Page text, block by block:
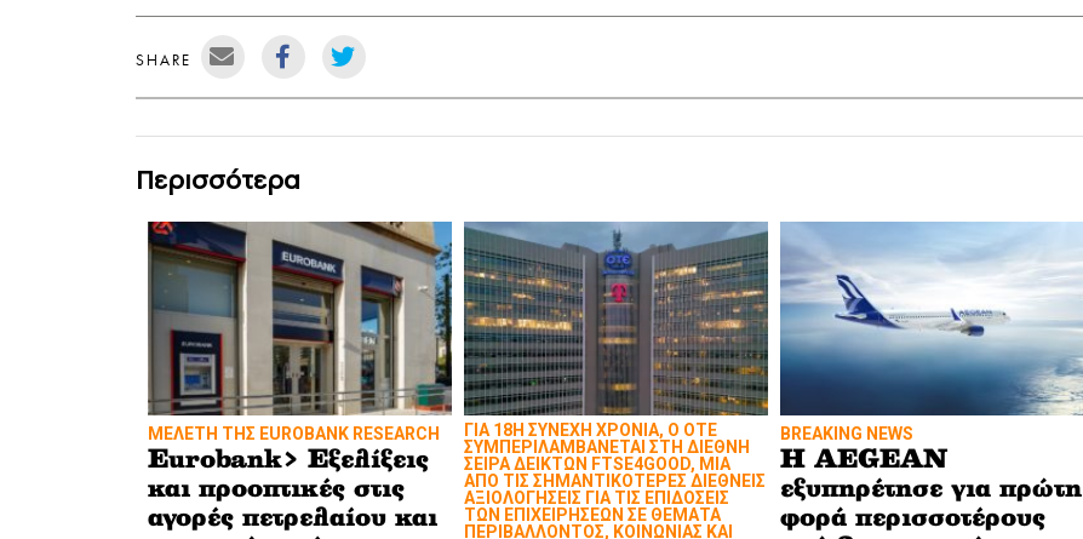
SHARE
Περισσότερα
MΕΛΕΤΗ ΤΗΣ EUROBANK RESEARCH
Eurobank> Εξελίξεις
και προοπτικές στις
αγορές πετρελαίου και
ΓΙΑ 18Η ΣΥΝΕΧΗ ΧΡΟΝΙΑ, Ο ΟΤΕ
ΣΥΜΠΕΡΙΛΑΜΒΑΝΕΤΑΙ ΣΤΗ ΔΙΕΘΝΗ
ΣΕΙΡΑ ΔΕΙΚΤΩΝ FTSE4GOOD, ΜΙΑ
ΑΠΟ ΤΙΣ ΣΗΜΑΝΤΙΚΟΤΕΡΕΣ ΔΙΕΘΝΕΙΣ
ΑΞΙΟΛΟΓΗΣΕΙΣ ΓΙΑ ΤΙΣ ΕΠΙΔΟΣΕΙΣ
ΤΩΝ ΕΠΙΧΕΙΡΗΣΕΩΝ ΣΕ ΘΕΜΑΤΑ
ΠΕΡΙΒΑΛΛΟΝΤΟΣ, ΚΟΙΝΩΝΙΑΣ ΚΑΙ
BREAKING NEWS
Η AEGEAN
εξυπηρέτησε για πρώτη
φορά περισσοτέρους